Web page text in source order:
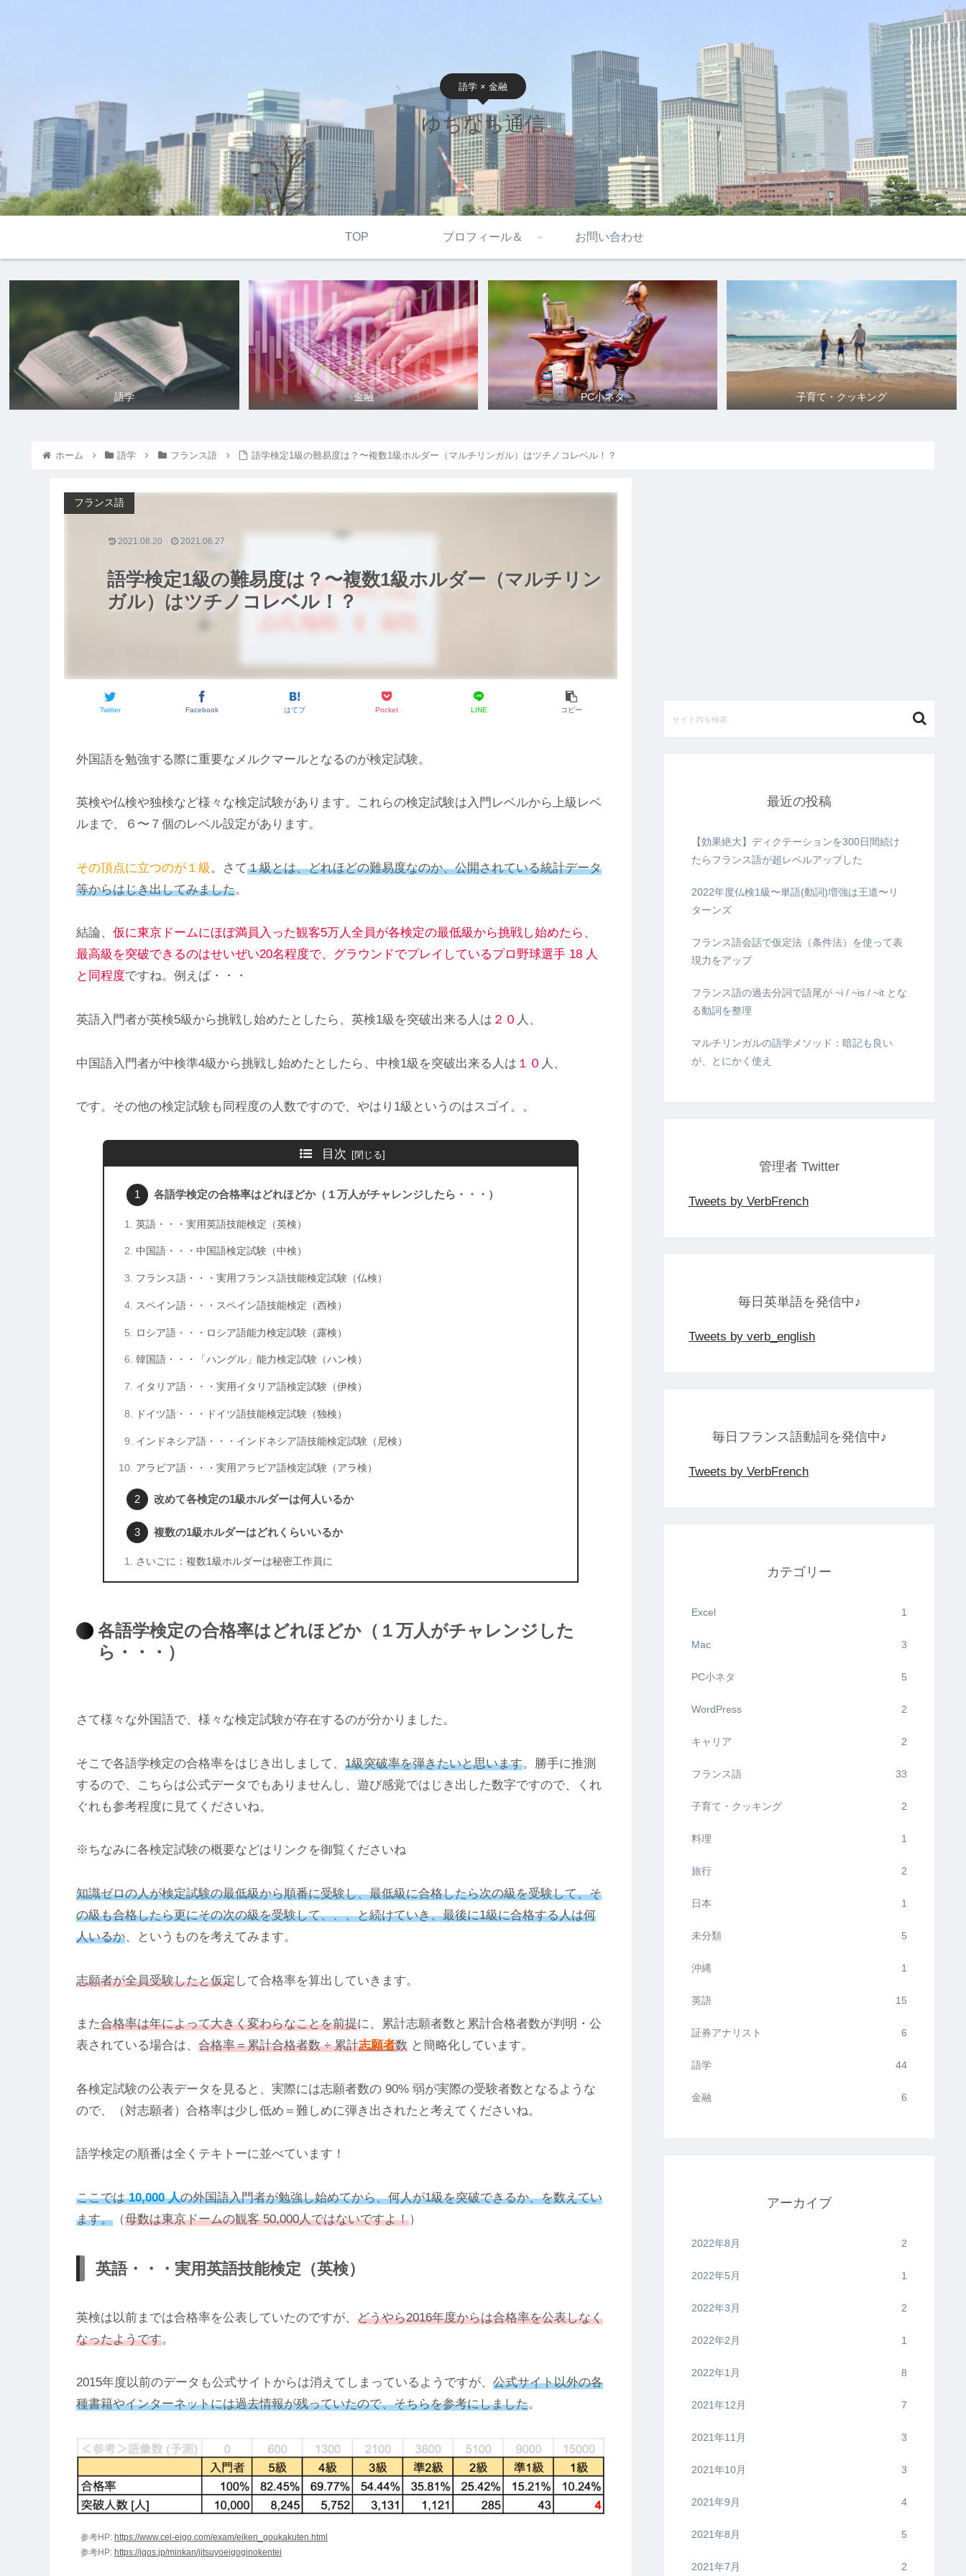
語学 × 金融
ゆちなち通信
TOP プロフィール＆ お問い合わせ
語学 金融 PC小ネタ 子育て・クッキング
ホーム 語学 フランス語 語学検定1級の難易度は？〜複数1級ホルダー（マルチリンガル）はツチノコレベル！？
語学検定1級の難易度は？〜複数1級ホルダー（マルチリン
ガル）はツチノコレベル！？
フランス語
Twitter Facebook はてブ Pocket LINE コピー
2021.08.20 2021.06.27
外国語を勉強する際に重要なメルクマールとなるのが検定試験。
英検や仏検や独検など様々な検定試験があります。これらの検定試験は入門レベルから上級レベ
ルまで、６〜７個のレベル設定があります。
その頂点に立つのが１級 。さて１級とは、どれほどの難易度なのか、公開されている統計データ
等からはじき出してみました。
結論、 仮に東京ドームにほぼ満員入った観客5万人全員が各検定の最低級から挑戦し始めたら、
最高級を突破できるのはせいぜい20名程度で、グラウンドでプレイしているプロ野球選手 18 人
と同程度ですね。例えば・・・
英語入門者が英検5級から挑戦し始めたとしたら、英検1級を突破出来る人は ２０ 人、
中国語入門者が中検準4級から挑戦し始めたとしたら、中検1級を突破出来る人は １０ 人、
です。その他の検定試験も同程度の人数ですので、やはり1級というのはスゴイ。。
目次
各語学検定の合格率はどれほどか（１万人がチャレンジしたら・・・）
英語・・・実用英語技能検定（英検）
中国語・・・中国語検定試験（中検）
フランス語・・・実用フランス語技能検定試験（仏検）
スペイン語・・・スペイン語技能検定（西検）
ロシア語・・・ロシア語能力検定試験（露検）
韓国語・・・「ハングル」能力検定試験（ハン検）
イタリア語・・・実用イタリア語検定試験（伊検）
ドイツ語・・・ドイツ語技能検定試験（独検）
インドネシア語・・・インドネシア語技能検定試験（尼検）
アラビア語・・・実用アラビア語検定試験（アラ検）
改めて各検定の1級ホルダーは何人いるか
複数の1級ホルダーはどれくらいいるか
さいごに：複数1級ホルダーは秘密工作員に
各語学検定の合格率はどれほどか（１万人がチャレンジした
ら・・・）
さて様々な外国語で、様々な検定試験が存在するのが分かりました。
そこで各語学検定の合格率をはじき出しまして、 1級突破率を弾きたいと思います。勝手に推測
するので、こちらは公式データでもありませんし、遊び感覚ではじき出した数字ですので、くれ
ぐれも参考程度に見てくださいね。
※ちなみに各検定試験の概要などはリンクを御覧くださいね
知識ゼロの人が検定試験の最低級から順番に受験し、最低級に合格したら次の級を受験して、そ
の級も合格したら更にその次の級を受験して、、、と続けていき、最後に1級に合格する人は何
人いるか、というものを考えてみます。
志願者が全員受験したと仮定して合格率を算出していきます。
また合格率は年によって大きく変わらなことを前提に、累計志願者数と累計合格者数が判明・公
表されている場合は、 合格率＝累計合格者数 ÷ 累計志願者数 と簡略化しています。
各検定試験の公表データを見ると、実際には志願者数の 90% 弱が実際の受験者数となるような
ので、（対志願者）合格率は少し低め＝難しめに弾き出されたと考えてくださいね。
語学検定の順番は全くテキトーに並べています！
ここでは10,000 人の外国語入門者が勉強し始めてから、何人が1級を突破できるか、を数えてい
ます。 （母数は東京ドームの観客 50,000人ではないですよ！）
英語・・・実用英語技能検定（英検）
英検は以前までは合格率を公表していたのですが、 どうやら2016年度からは合格率を公表しなく
なったようです。
2015年度以前のデータも公式サイトからは消えてしまっているようですが、 公式サイト以外の各
種書籍やインターネットには過去情報が残っていたので、そちらを参考にしました。
参考HP: https://www.cel-eigo.com/exam/eiken_goukakuten.html
参考HP: https://jqos.jp/minkan/jitsuyoeigoginokentei
最近の投稿
【効果絶大】ディクテーションを300日間続け
たらフランス語が超レベルアップした
2022年度仏検1級〜単語(動詞)増強は王道〜リ
ターンズ
フランス語会話で仮定法（条件法）を使って表
現力をアップ
フランス語の過去分詞で語尾が ~i / ~is / ~it とな
る動詞を整理
マルチリンガルの語学メソッド：暗記も良い
が、とにかく使え
管理者 Twitter
Tweets by VerbFrench
毎日英単語を発信中♪
Tweets by verb_english
毎日フランス語動詞を発信中♪
Tweets by VerbFrench
カテゴリー
Excel 1
Mac 3
PC小ネタ 5
WordPress 2
キャリア 2
フランス語 33
子育て・クッキング 2
料理 1
旅行 2
日本 1
未分類 5
沖縄 1
英語 15
証券アナリスト 6
語学 44
金融 6
アーカイブ
2022年8月 2
2022年5月 1
2022年3月 2
2022年2月 1
2022年1月 8
2021年12月 7
2021年11月 3
2021年10月 3
2021年9月 4
2021年8月 5
2021年7月 2